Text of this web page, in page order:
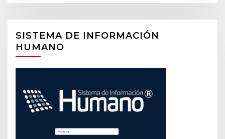
SISTEMA DE INFORMACIÓN
HUMANO